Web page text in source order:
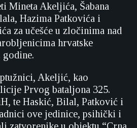
Mineta Akeljića, Šabana
Hazima Patkovića i
za učešće u zločinima nad
hrvatske
godine.
Akeljić, kao
Prvog bataljona 325.
te Haskić, Bilal, Patković i
ove jedinice, psihički i